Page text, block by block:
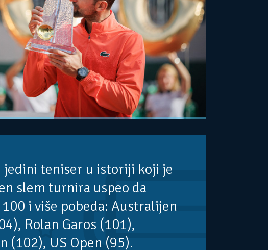
jedini teniser u istoriji koji je
slem turnira uspeo da
i više pobeda: Australijen
Rolan Garos (101),
(102), US Open (95).